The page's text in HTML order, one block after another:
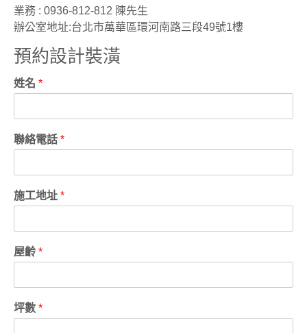
業務 : 0936-812-812 陳先生
辦公室地址:台北市萬華區環河南路三段49號1樓
預約設計裝潢
姓名 *
聯絡電話 *
施工地址 *
屋齡 *
坪數 *